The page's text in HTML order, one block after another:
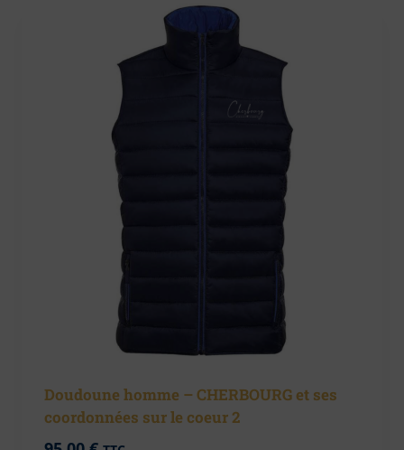
Doudoune homme – CHERBOURG et ses
coordonnées sur le coeur 2